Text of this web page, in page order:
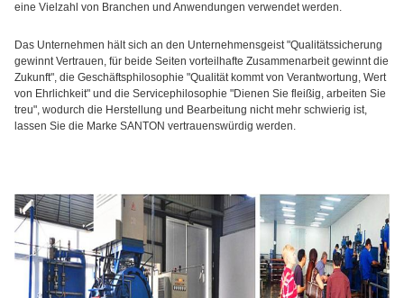
eine Vielzahl von Branchen und Anwendungen verwendet werden.
Das Unternehmen hält sich an den Unternehmensgeist "Qualitätssicherung
gewinnt Vertrauen, für beide Seiten vorteilhafte Zusammenarbeit gewinnt die
Zukunft", die Geschäftsphilosophie "Qualität kommt von Verantwortung, Wert
von Ehrlichkeit" und die Servicephilosophie "Dienen Sie fleißig, arbeiten Sie
treu", wodurch die Herstellung und Bearbeitung nicht mehr schwierig ist,
lassen Sie die Marke SANTON vertrauenswürdig werden.